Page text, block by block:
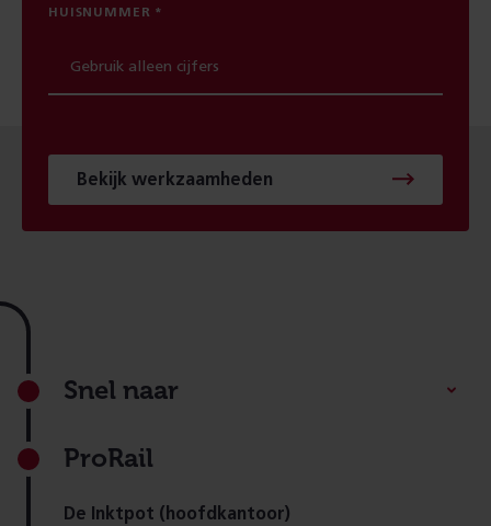
HUISNUMMER
Bekijk werkzaamheden
Footer
Snel naar
ProRail
De Inktpot (hoofdkantoor)